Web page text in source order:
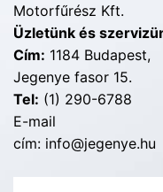
Motorfűrész Kft.
Üzletünk és
Cím: 1184 Budapest,
Jegenye fasor 15.
Tel: (1) 290-6788
E-mail
cím: info@jegenye.hu